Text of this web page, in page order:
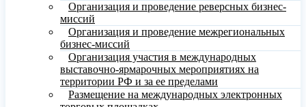
Организация и проведение реверсных бизнес-
миссий
Организация и проведение межрегиональных
бизнес-миссий
Организация участия в международных
выставочно-ярмарочных мероприятиях на
территории РФ и за ее пределами
Размещение на международных электронных